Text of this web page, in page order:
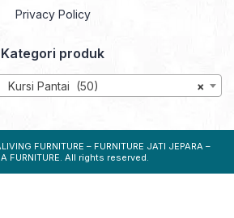
Privacy Policy
Kategori produk
×
Pantai (50)
FURNITURE – FURNITURE JATI JEPARA –
FURNITURE. All rights reserved.